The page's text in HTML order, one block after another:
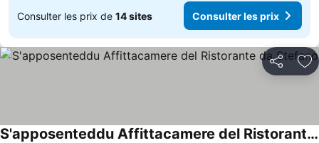
Consulter les prix de 14 sites Consulter les prix
Partager
S'apposenteddu Affittacamere del Ristorante da Stefano